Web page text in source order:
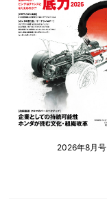
2026年8月号